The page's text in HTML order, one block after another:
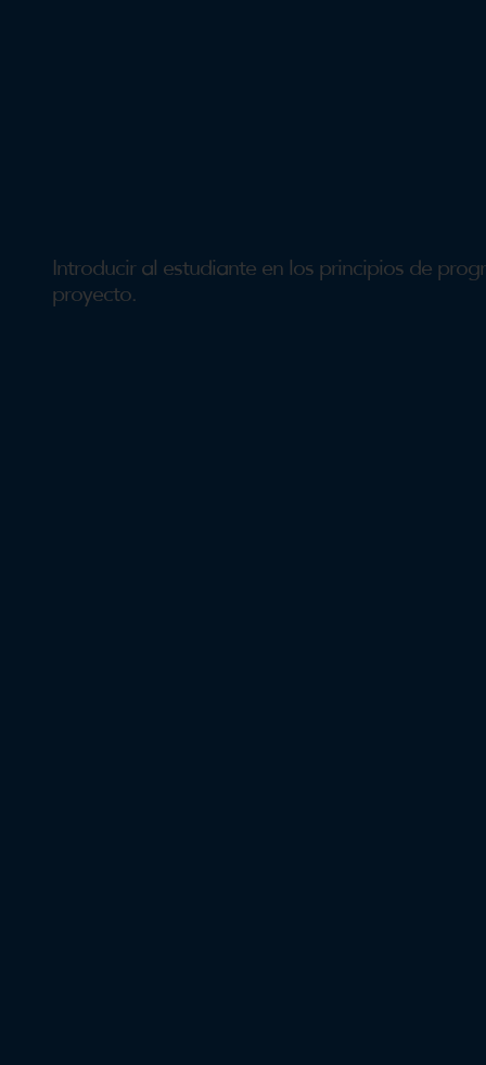
Introducir al estudiante en los principios de
proyecto.